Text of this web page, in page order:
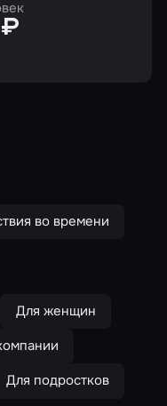
во времени
Для женщин
Для подростков